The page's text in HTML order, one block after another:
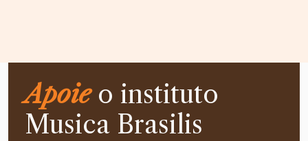
Apoieo instituto
Musica Brasilis